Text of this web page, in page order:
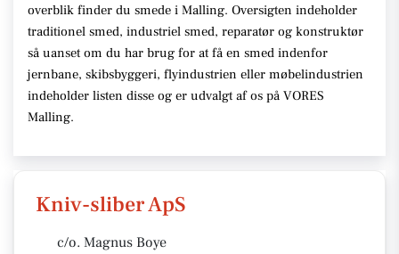
overblik finder du smede i Malling. Oversigten indeholder
traditionel smed, industriel smed, reparatør og konstruktør
så uanset om du har brug for at få en smed indenfor
jernbane, skibsbyggeri, flyindustrien eller møbelindustrien
indeholder listen disse og er udvalgt af os på VORES
Malling.
Kniv-sliber ApS
c/o. Magnus Boye